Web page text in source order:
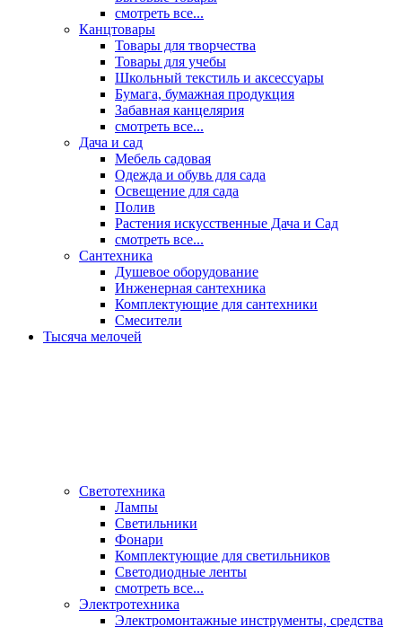
смотреть все...
Канцтовары
Товары для творчества
Товары для учебы
Школьный текстиль и аксессуары
Бумага, бумажная продукция
Забавная канцелярия
смотреть все...
Дача и сад
Мебель садовая
Одежда и обувь для сада
Освещение для сада
Полив
Растения искусственные Дача и Сад
смотреть все...
Сантехника
Душевое оборудование
Инженерная сантехника
Комплектующие для сантехники
Смесители
Тысяча мелочей
Светотехника
Лампы
Светильники
Фонари
Комплектующие для светильников
Светодиодные ленты
смотреть все...
Электротехника
Электромонтажные инструменты, средства